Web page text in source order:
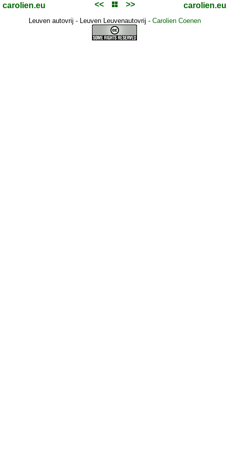
carolien.eu << >> carolien.eu
Leuven autovrij - Leuven Leuvenautovrij - Carolien Coenen